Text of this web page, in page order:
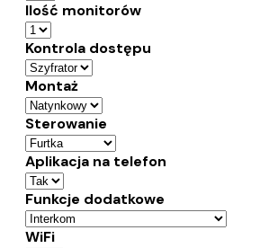
Ilość monitorów
Kontrola dostępu
Montaż
Sterowanie
Aplikacja na telefon
Funkcje dodatkowe
WiFi